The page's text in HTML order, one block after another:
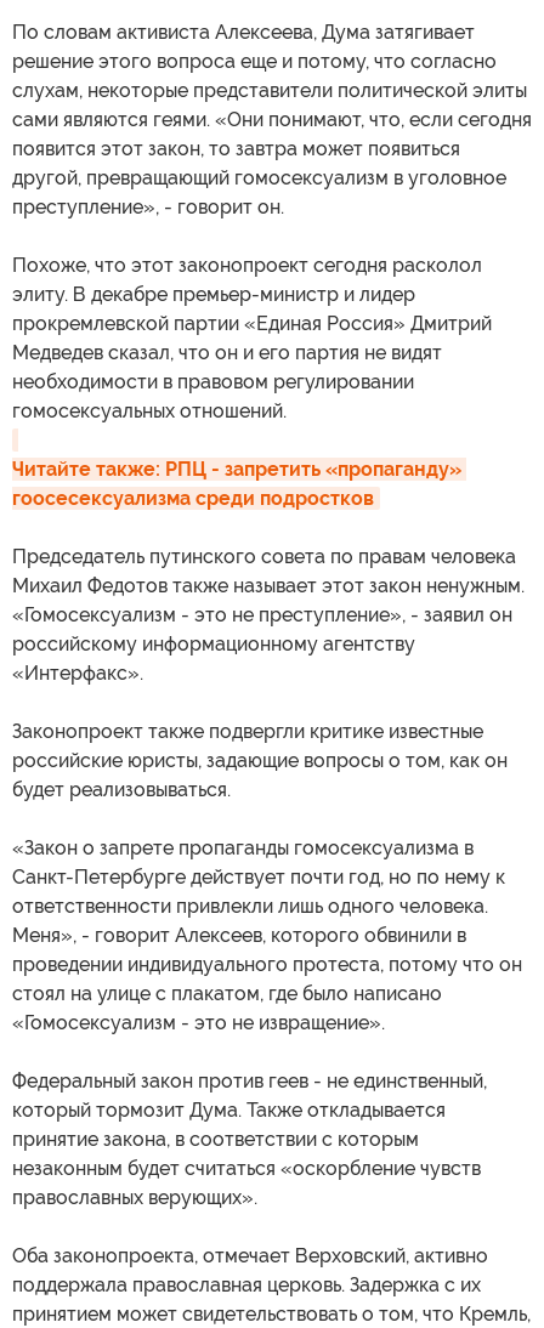
По словам активиста Алексеева, Дума затягивает
решение этого вопроса еще и потому, что согласно
слухам, некоторые представители политической элиты
сами являются геями. «Они понимают, что, если сегодня
появится этот закон, то завтра может появиться
другой, превращающий гомосексуализм в уголовное
преступление», - говорит он.
Похоже, что этот законопроект сегодня расколол
элиту. В декабре премьер-министр и лидер
прокремлевской партии «Единая Россия» Дмитрий
Медведев сказал, что он и его партия не видят
необходимости в правовом регулировании
гомосексуальных отношений.
Читайте также: РПЦ - запретить «пропаганду»
гоосесексуализма среди подростков
Председатель путинского совета по правам человека
Михаил Федотов также называет этот закон ненужным.
«Гомосексуализм - это не преступление», - заявил он
российскому информационному агентству
«Интерфакс».
Законопроект также подвергли критике известные
российские юристы, задающие вопросы о том, как он
будет реализовываться.
«Закон о запрете пропаганды гомосексуализма в
Санкт-Петербурге действует почти год, но по нему к
ответственности привлекли лишь одного человека.
Меня», - говорит Алексеев, которого обвинили в
проведении индивидуального протеста, потому что он
стоял на улице с плакатом, где было написано
«Гомосексуализм - это не извращение».
Федеральный закон против геев - не единственный,
который тормозит Дума. Также откладывается
принятие закона, в соответствии с которым
незаконным будет считаться «оскорбление чувств
православных верующих».
Оба законопроекта, отмечает Верховский, активно
поддержала православная церковь. Задержка с их
принятием может свидетельствовать о том, что Кремль,